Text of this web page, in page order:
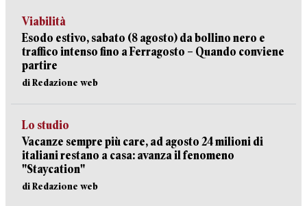
Viabilità
Esodo estivo, sabato (8 agosto) da bollino nero e
traffico intenso fino a Ferragosto – Quando conviene
partire
di Redazione web
Lo studio
Vacanze sempre più care, ad agosto 24 milioni di
italiani restano a casa: avanza il fenomeno
"Staycation"
di Redazione web